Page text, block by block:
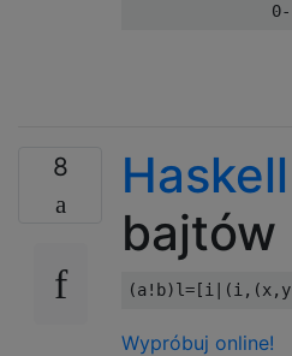
8 Haskell
bajtów
(a! b)l=[i |(i ,(x, y
Wypróbuj online!